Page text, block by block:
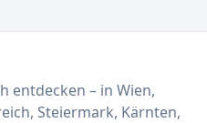
entdecken – in Wien,
Steiermark, Kärnten,